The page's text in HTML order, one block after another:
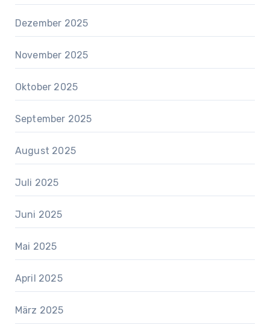
Dezember 2025
November 2025
Oktober 2025
September 2025
August 2025
Juli 2025
Juni 2025
Mai 2025
April 2025
März 2025